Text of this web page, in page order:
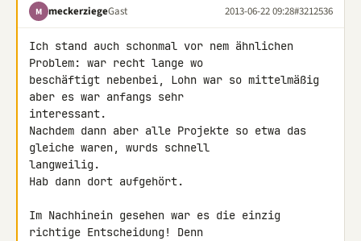
M meckerziegeGast 2013-06-22 09:28#3212536
Ich stand auch schonmal vor nem ähnlichen
Problem: war recht lange wo
beschäftigt nebenbei, Lohn war so mittelmäßig
aber es war anfangs sehr
interessant.
Nachdem dann aber alle Projekte so etwa das
gleiche waren, wurds schnell
langweilig.
Hab dann dort aufgehört.
Im Nachhinein gesehen war es die einzig
richtige Entscheidung! Denn